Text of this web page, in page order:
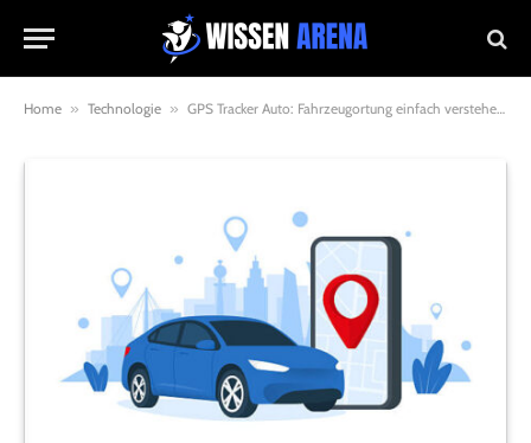
Home » Technologie » GPS Tracker Auto: Fahrzeugortung einfach verstehen und im Alltag sinnvoll nutzen